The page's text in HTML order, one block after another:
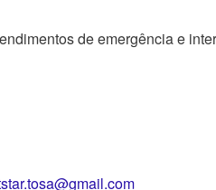
de emergência e